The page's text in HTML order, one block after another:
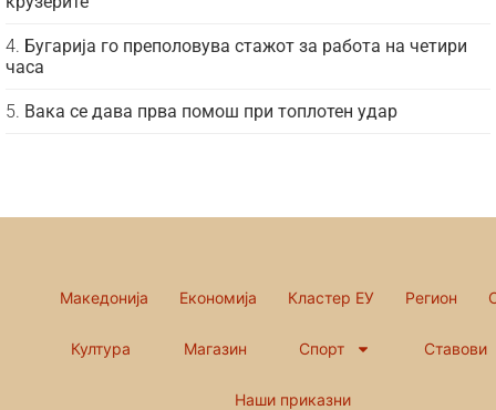
Бугарија го преполовува стажот за работа на четири
часа
Вака се дава прва помош при топлотен удар
Македонија Економија Кластер ЕУ Регион
Култура Магазин Спорт Ставови
Наши приказни